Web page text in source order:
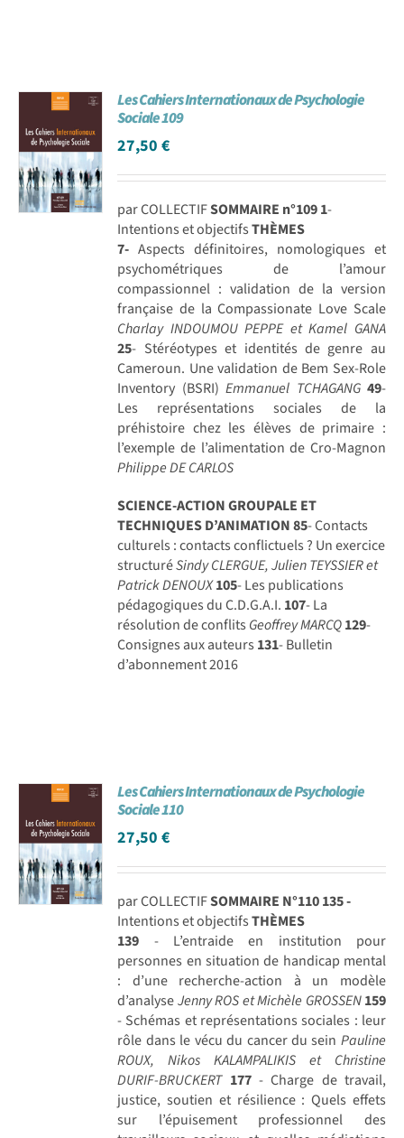
Les Cahiers Internationaux de Psychologie
Sociale 109
27,50€
par COLLECTIFSOMMAIRE n°1091-
Intentions et objectifsTHÈMES
7- Aspects définitoires, nomologiques et
psychométriques de l’amour
compassionnel : validation de la version
française de la Compassionate Love Scale
Charlay INDOUMOU PEPPE et Kamel GANA
25- Stéréotypes et identités de genre au
Cameroun. Une validation de Bem Sex-Role
Inventory (BSRI)Emmanuel TCHAGANG 49-
Les représentations sociales de la
préhistoire chez les élèves de primaire :
l’exemple de l’alimentation de Cro-Magnon
Philippe DE CARLOS
SCIENCE-ACTION GROUPALE ET
TECHNIQUES D’ANIMATION85- Contacts
culturels : contacts conflictuels ? Un exercice
structuréSindy CLERGUE, Julien TEYSSIER et
Patrick DENOUX105- Les publications
pédagogiques du C.D.G.A.I. 107- La
résolution de conflits Geoffrey MARCQ129-
Consignes aux auteurs 131- Bulletin
d’abonnement 2016
Les Cahiers Internationaux de Psychologie
Sociale 110
27,50€
par COLLECTIFSOMMAIRE N°110135 -
Intentions et objectifsTHÈMES
139 - L’entraide en institution pour
personnes en situation de handicap mental
: d’une recherche-action à un modèle
d’analyseJenny ROS et Michèle GROSSEN159
- Schémas et représentations sociales : leur
rôle dans le vécu du cancer du sein Pauline
ROUX, Nikos KALAMPALIKIS et Christine
DURIF-BRUCKERT 177- Charge de travail,
justice, soutien et résilience : Quels effets
sur l’épuisement professionnel des